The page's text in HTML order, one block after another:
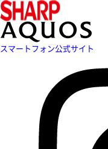
スマートフォン公式サイト